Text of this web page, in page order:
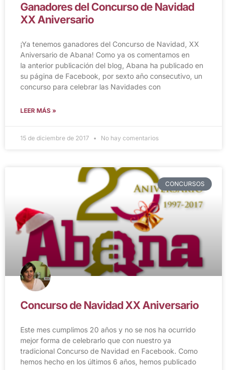
Ganadores del Concurso de Navidad
XX Aniversario
¡Ya tenemos ganadores del Concurso de Navidad, XX
Aniversario de Abana! Como ya os comentamos en
la anterior publicación del blog, Abana ha publicado en
su página de Facebook, por sexto año consecutivo, un
concurso para celebrar las Navidades con
LEER MÁS »
15 de diciembre de 2017 No hay comentarios
CONCURSOS
Concurso de Navidad XX Aniversario
Este mes cumplimos 20 años y no se nos ha ocurrido
mejor forma de celebrarlo que con nuestro ya
tradicional Concurso de Navidad en Facebook. Como
hemos hecho en los últimos 6 años, hemos publicado